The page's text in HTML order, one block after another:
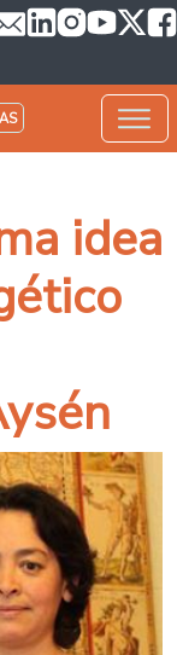
idea